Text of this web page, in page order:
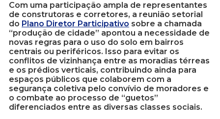
Com uma participação ampla de representantes
de construtoras e corretores, a reunião setorial
do Plano Diretor Participativo sobre a chamada
“produção de cidade” apontou a necessidade de
novas regras para o uso do solo em bairros
centrais ou periféricos. Isso para evitar os
conflitos de vizinhança entre as moradias térreas
e os prédios verticais, contribuindo ainda para
espaços públicos que colaborem com a
segurança coletiva pelo convívio de moradores e
o combate ao processo de “guetos”
diferenciados entre as diversas classes sociais.